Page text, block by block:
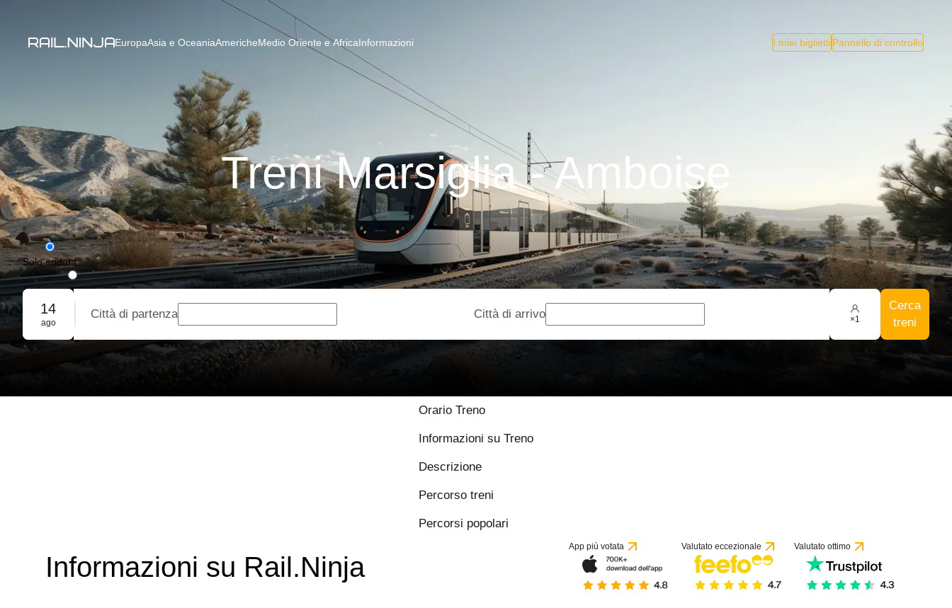
EuropaAsia e OceaniaAmericheMedio Oriente e AfricaInformazioni I miei bigliettiPannello di controllo
Treni Marsiglia - Amboise
Solo andata
Andata e ritorno
Prenotazione di gruppo
14
ago
Città di partenza Città di arrivo ×1
Cerca
treni
Orario Treno
Informazioni su Treno
Descrizione
Percorso treni
Percorsi popolari
Informazioni su Rail.Ninja
App più votata Valutato eccezionale Valutato ottimo